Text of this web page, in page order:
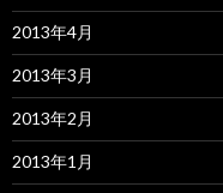
2013年4月
2013年3月
2013年2月
2013年1月